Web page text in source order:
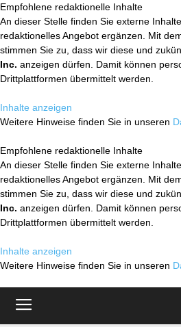
Empfohlene redaktionelle Inhalte
An dieser Stelle finden Sie externe
redaktionelles Angebot ergänzen. Mit
stimmen Sie zu, dass wir diese und
Inc. anzeigen dürfen. Damit können
Drittplattformen übermittelt werden.
Inhalte anzeigen
Weitere Hinweise finden Sie in unseren
Empfohlene redaktionelle Inhalte
An dieser Stelle finden Sie externe
redaktionelles Angebot ergänzen. Mit
stimmen Sie zu, dass wir diese und
Inc. anzeigen dürfen. Damit können
Drittplattformen übermittelt werden.
Inhalte anzeigen
Weitere Hinweise finden Sie in unseren